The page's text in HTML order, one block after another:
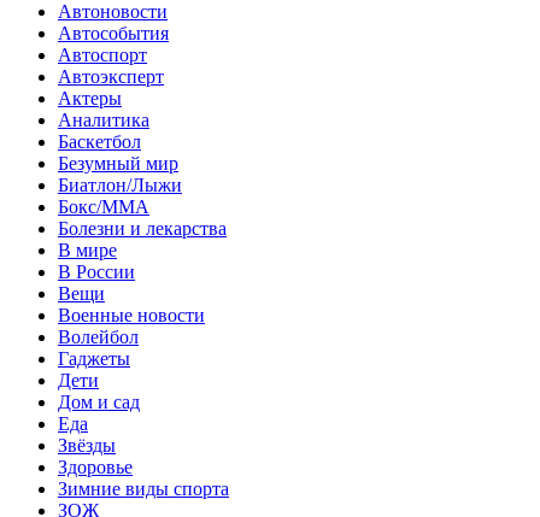
Автоновости
Автособытия
Автоспорт
Автоэксперт
Актеры
Аналитика
Баскетбол
Безумный мир
Биатлон/Лыжи
Бокс/MMA
Болезни и лекарства
В мире
В России
Вещи
Военные новости
Волейбол
Гаджеты
Дети
Дом и сад
Еда
Звёзды
Здоровье
Зимние виды спорта
ЗОЖ